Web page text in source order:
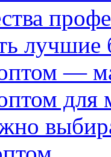
—
для